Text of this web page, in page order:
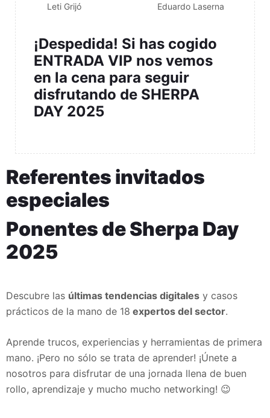
Leti Grijó Eduardo Laserna
¡Despedida! Si has cogido
ENTRADA VIP nos vemos
en la cena para seguir
disfrutando de SHERPA
DAY 2025
Referentes invitados
especiales
Ponentes de Sherpa Day
2025
Descubre las últimas tendencias digitales y casos
prácticos de la mano de 18 expertos del sector.
Aprende trucos, experiencias y herramientas de primera
mano. ¡Pero no sólo se trata de aprender! ¡Únete a
nosotros para disfrutar de una jornada llena de buen
rollo, aprendizaje y mucho mucho networking! 😉